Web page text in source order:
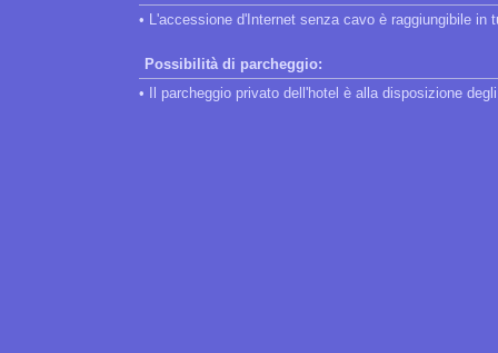
• L'accessione d'Internet senza cavo è raggiungibile in
Possibilità di parcheggio:
• Il parcheggio privato dell'hotel è alla disposizione